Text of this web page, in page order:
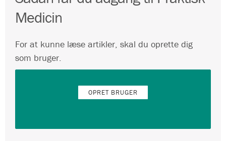
Medicin
For at kunne læse artikler, skal du oprette dig
som bruger.
OPRET BRUGER